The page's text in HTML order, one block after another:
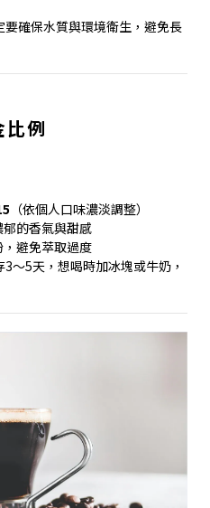
確保水質與環境衛生，避免長
例
（依個人口味濃淡調整）
的香氣與甜感
避免萃取過度
～5天，想喝時加冰塊或牛奶，